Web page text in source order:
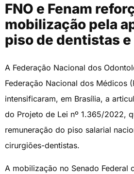
FNO e Fenam
mobilização pela
piso de dentistas
A Federação Nacional dos
Federação Nacional dos Médicos
intensificaram, em Brasília, a
do Projeto de Lei nº 1.365/2022,
remuneração do piso salarial
cirurgiões-dentistas.
A mobilização no Senado Federal